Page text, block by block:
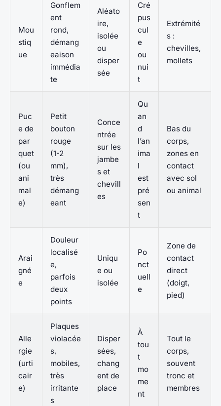
Mou
stiq
ue
Gonflem
ent
rond,
démang
eaison
immédia
te
Aléato
ire,
isolée
ou
disper
sée
Cré
pus
cul
e
ou
nui
t
Extrémité
s :
chevilles,
mollets
Puc
e de
par
quet
(ou
ani
mal
e)
Petit
bouton
rouge
(1-2
mm),
très
démang
eant
Conce
ntrée
sur les
jambe
s et
chevill
es
Qu
an
d
l’an
ima
l
est
pré
sen
t
Bas du
corps,
zones en
contact
avec sol
ou animal
Arai
gné
e
Douleur
localisé
e,
parfois
deux
points
Uniqu
e ou
isolée
Po
nct
uell
e
Zone de
contact
direct
(doigt,
pied)
Alle
rgie
(urti
cair
e)
Plaques
violacée
s,
mobiles,
très
irritante
s
Disper
sées,
chang
ent de
place
À
tou
t
mo
me
nt
Tout le
corps,
souvent
tronc et
membres